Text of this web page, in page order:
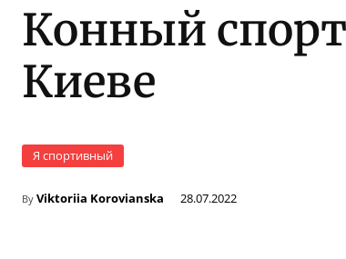
Конный
Киеве
Я спортивный
By Viktoriia Korovianska 28.07.2022